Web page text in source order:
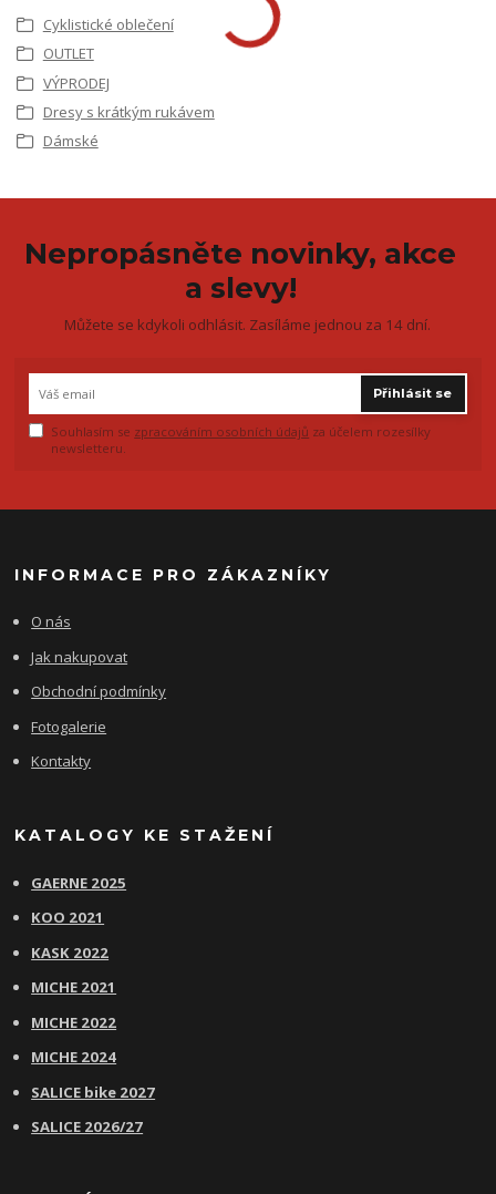
Cyklistické oblečení
OUTLET
VÝPRODEJ
Dresy s krátkým rukávem
Dámské
Nepropásněte novinky, akce
a slevy!
Můžete se kdykoli odhlásit. Zasíláme jednou za 14 dní.
Přihlásit se
Souhlasím se zpracováním osobních údajů za účelem rozesílky
newsletteru.
INFORMACE PRO ZÁKAZNÍKY
O nás
Jak nakupovat
Obchodní podmínky
Fotogalerie
Kontakty
KATALOGY KE STAŽENÍ
GAERNE 2025
KOO 2021
KASK 2022
MICHE 2021
MICHE 2022
MICHE 2024
SALICE bike 2027
SALICE 2026/27